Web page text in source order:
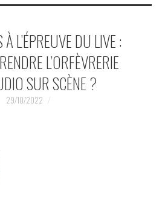
!
L’ÉPREUVE DU LIVE :
L’ORFÈVRERIE
SUR SCÈNE ?
29/10/2022